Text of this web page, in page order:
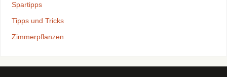
Spartipps
Tipps und Tricks
Zimmerpflanzen